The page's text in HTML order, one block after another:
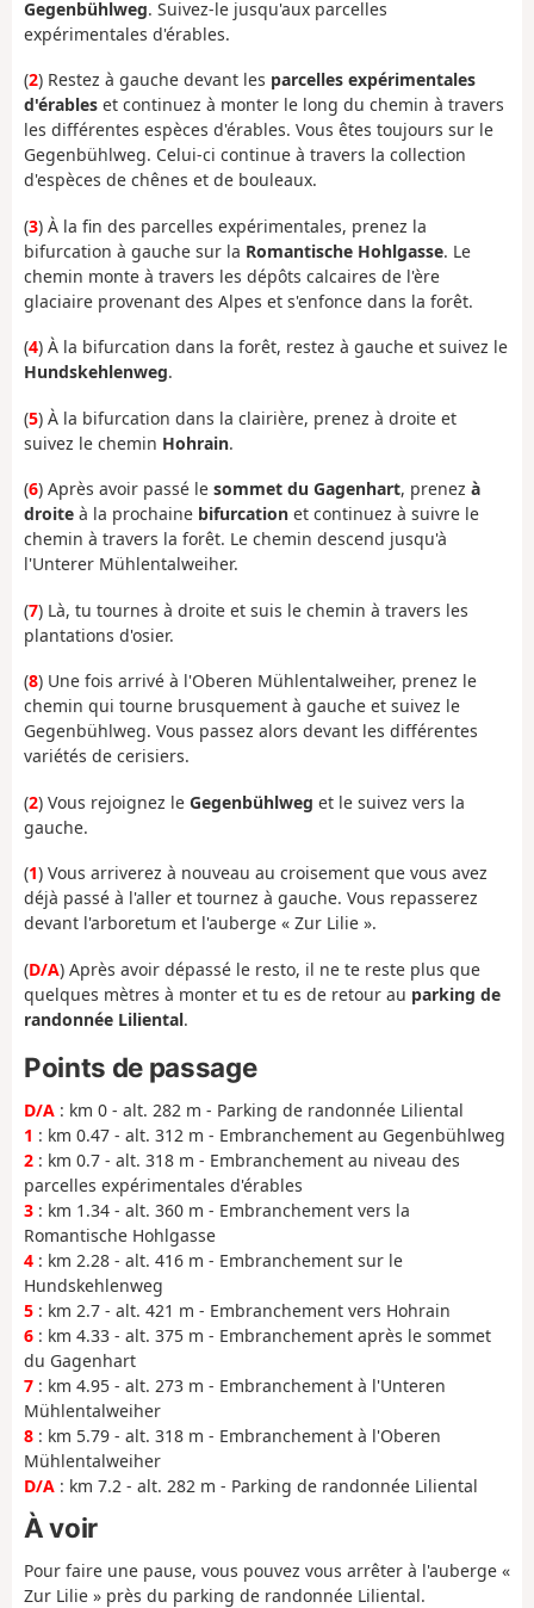
Gegenbühlweg. Suivez-le jusqu'aux parcelles
expérimentales d'érables.
(2) Restez à gauche devant les parcelles expérimentales
d'érables et continuez à monter le long du chemin à travers
les différentes espèces d'érables. Vous êtes toujours sur le
Gegenbühlweg. Celui-ci continue à travers la collection
d'espèces de chênes et de bouleaux.
(3) À la fin des parcelles expérimentales, prenez la
bifurcation à gauche sur la Romantische Hohlgasse. Le
chemin monte à travers les dépôts calcaires de l'ère
glaciaire provenant des Alpes et s'enfonce dans la forêt.
(4) À la bifurcation dans la forêt, restez à gauche et suivez le
Hundskehlenweg.
(5) À la bifurcation dans la clairière, prenez à droite et
suivez le chemin Hohrain.
(6) Après avoir passé le sommet du Gagenhart, prenez à
droite à la prochaine bifurcation et continuez à suivre le
chemin à travers la forêt. Le chemin descend jusqu'à
l'Unterer Mühlentalweiher.
(7) Là, tu tournes à droite et suis le chemin à travers les
plantations d'osier.
(8) Une fois arrivé à l'Oberen Mühlentalweiher, prenez le
chemin qui tourne brusquement à gauche et suivez le
Gegenbühlweg. Vous passez alors devant les différentes
variétés de cerisiers.
(2) Vous rejoignez le Gegenbühlweg et le suivez vers la
gauche.
(1) Vous arriverez à nouveau au croisement que vous avez
déjà passé à l'aller et tournez à gauche. Vous repasserez
devant l'arboretum et l'auberge « Zur Lilie ».
(D/A) Après avoir dépassé le resto, il ne te reste plus que
quelques mètres à monter et tu es de retour au parking de
randonnée Liliental.
Points de passage
D/A : km 0 - alt. 282 m - Parking de randonnée Liliental
1 : km 0.47 - alt. 312 m - Embranchement au Gegenbühlweg
2 : km 0.7 - alt. 318 m - Embranchement au niveau des
parcelles expérimentales d'érables
3 : km 1.34 - alt. 360 m - Embranchement vers la
Romantische Hohlgasse
4 : km 2.28 - alt. 416 m - Embranchement sur le
Hundskehlenweg
5 : km 2.7 - alt. 421 m - Embranchement vers Hohrain
6 : km 4.33 - alt. 375 m - Embranchement après le sommet
du Gagenhart
7 : km 4.95 - alt. 273 m - Embranchement à l'Unteren
Mühlentalweiher
8 : km 5.79 - alt. 318 m - Embranchement à l'Oberen
Mühlentalweiher
D/A : km 7.2 - alt. 282 m - Parking de randonnée Liliental
À voir
Pour faire une pause, vous pouvez vous arrêter à l'auberge «
Zur Lilie » près du parking de randonnée Liliental.